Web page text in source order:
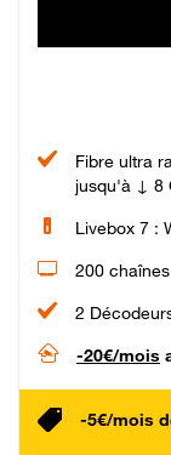
Fibre ultra
jusqu'à ↓ 8
Livebox 7 :
200
2
-20€/mois
-5€/mois